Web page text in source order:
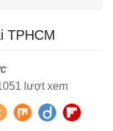
TPHCM
lượt xem